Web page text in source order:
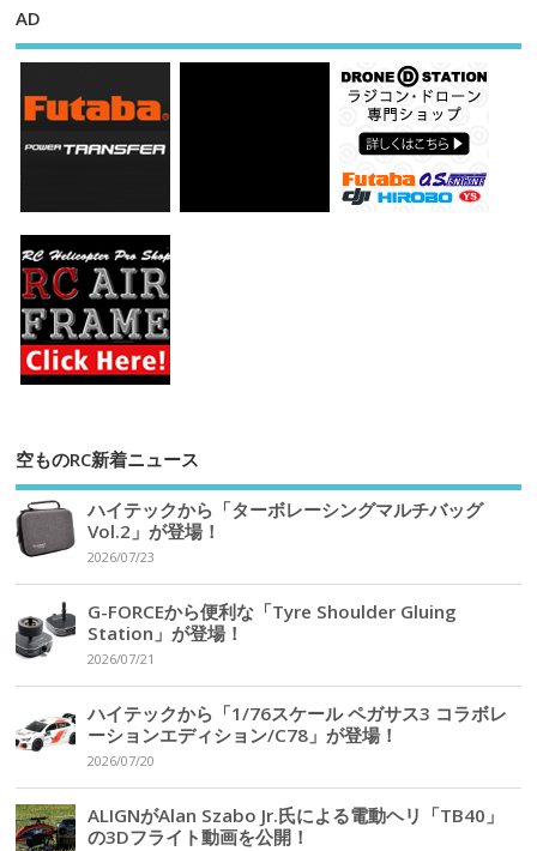
AD
空ものRC新着ニュース
ハイテックから「ターボレーシングマルチバッグ
Vol.2」が登場！
2026/07/23
G-FORCEから便利な「Tyre Shoulder Gluing
Station」が登場！
2026/07/21
ハイテックから「1/76スケール ペガサス3 コラボレ
ーションエディション/C78」が登場！
2026/07/20
ALIGNがAlan Szabo Jr.氏による電動ヘリ「TB40」
の3Dフライト動画を公開！